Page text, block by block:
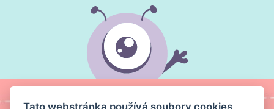
Tato webstránka používá soubory cookies